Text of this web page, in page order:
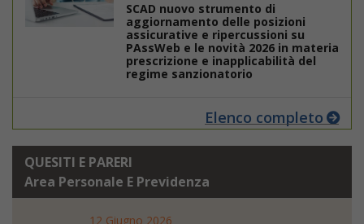
SCAD nuovo strumento di
aggiornamento delle posizioni
assicurative e ripercussioni su
PAssWeb e le novità 2026 in materia
prescrizione e inapplicabilità del
regime sanzionatorio
Elenco completo
QUESITI E PARERI
Area Personale E Previdenza
12 Giugno 2026